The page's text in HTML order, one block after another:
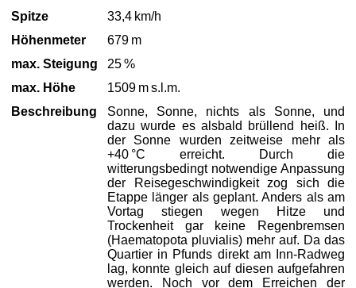
Spitze
33,4 km/h
Höhenmeter
679 m
max. Steigung
25 %
max. Höhe
1509 m s.l.m.
Beschreibung
Sonne, Sonne, nichts als Sonne, und
dazu wurde es alsbald brüllend heiß. In
der Sonne wurden zeitweise mehr als
+40 °C erreicht. Durch die
witterungsbedingt notwendige Anpassung
der Reisegeschwindigkeit zog sich die
Etappe länger als geplant. Anders als am
Vortag stiegen wegen Hitze und
Trockenheit gar keine Regenbremsen
(Haematopota pluvialis) mehr auf. Da das
Quartier in Pfunds direkt am Inn-Radweg
lag, konnte gleich auf diesen aufgefahren
werden. Noch vor dem Erreichen der